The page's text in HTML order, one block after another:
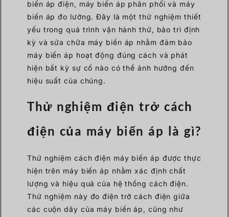
biến áp điện, máy biến áp phân phối và máy
biến áp đo lường. Đây là một thử nghiệm thiết
yếu trong quá trình vận hành thử, bảo trì định
kỳ và sửa chữa máy biến áp nhằm đảm bảo
máy biến áp hoạt động đúng cách và phát
hiện bất kỳ sự cố nào có thể ảnh hưởng đến
hiệu suất của chúng.
Thử nghiệm điện trở cách
điện của máy biến áp là gì?
Thử nghiệm cách điện máy biến áp được thực
hiện trên máy biến áp nhằm xác định chất
lượng và hiệu quả của hệ thống cách điện.
Thử nghiệm này đo điện trở cách điện giữa
các cuộn dây của máy biến áp, cũng như